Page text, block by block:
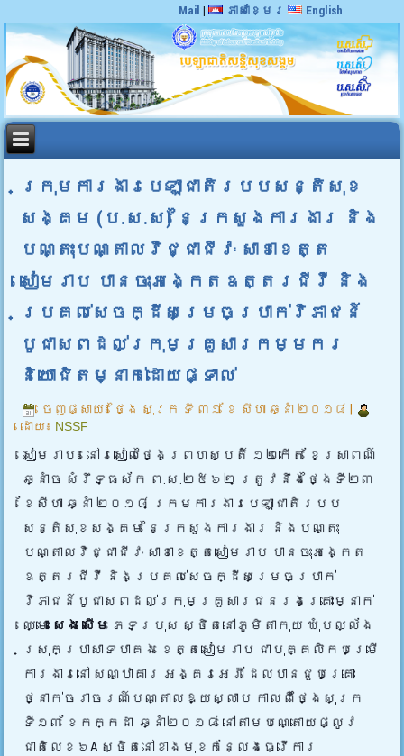
Mail | ភាសាខ្មែរ English
ក្រុមការងារបេឡាជាតិរបបសន្តិសុខ
សង្គម (ប.ស.ស) នៃក្រសួងការងារ និង
បណ្តុះបណ្តាលវិជ្ជាជីវៈ សាខាខេត្ត
សៀមរាប បានចុះអង្កេតឧត្តរជីវី និង
ប្រគល់សេចក្ដីសម្រេចប្រាក់វិភាជន៍
បូជាសពដល់ក្រុមគ្រួសារកម្មករ
និយោជិតម្នាក់ដោយផ្ទាល់
ចេញផ្សាយ៖ ថ្ងៃ សុក្រ ទី ៣១ ខែ សីហា ឆ្នាំ ២០១៨
ដោយ៖ NSSF
សៀមរាប៖ នៅរសៀលថ្ងៃព្រហស្បតិ៍ ១២កើត ខែស្រាពណ៍
ឆ្នាំច សំរឹទ្ធស័ក ព.ស.២៥៦២ ត្រូវនឹងថ្ងៃទី២៣
ខែសីហា ឆ្នាំ ២០១៨ ក្រុមការងារបេឡាជាតិរបប
សន្តិសុខសង្គម នៃក្រសួងការងារ និងបណ្តុះ
បណ្តាលវិជ្ជាជីវៈ សាខាខេត្តសៀមរាប បានចុះអង្កេត
ឧត្តរជីវី និងប្រគល់សេចក្ដីសម្រេចប្រាក់
វិភាជន៍បូជាសពដល់ក្រុមគ្រួសារជនរងគ្រោះម្នាក់
ឈ្មោះ សេង សើម ភេទប្រុស ស្ថិតនៅភូមិតាកុយ ឃុំបល្ល័ង
ស្រុកប្រាសាទបាគង ខេត្តសៀមរាប ជាបុគ្គលិកបម្រើ
ការងារនៅ សណ្ឋាគារ អង្គរអេរ៉ា ដែលបានជួបគ្រោះ
ថ្នាក់ចរាចរណ៍បណ្តាលឱ្យស្លាប់ កាលពីថ្ងៃសុក្រ
ទី១៣ ខែកក្កដា ឆ្នាំ២០១៨ នៅតាមបណ្តោយផ្លូវ
ជាតិលេខ៦A ស្ថិតនៅខាងមុខកន្លែងធ្វើការ